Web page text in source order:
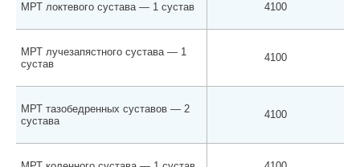
МРТ локтевого сустава — 1 сустав 4100
МРТ лучезапястного сустава — 1
сустав
4100
МРТ тазобедренных суставов — 2
сустава
4100